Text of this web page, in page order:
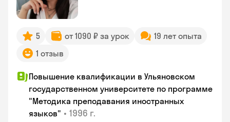
5 от 1090 ₽ за урок
19 лет опыта
1 отзыв
Повышение квалификации в Ульяновском
государственном университете по программе
"Методика преподавания иностранных
языков" • 1996 г.